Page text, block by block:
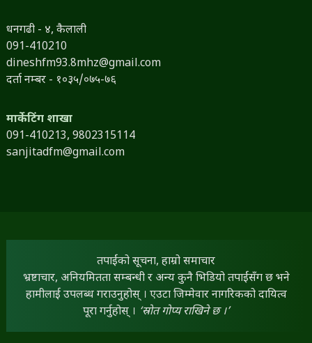
धनगढी - ४, कैलाली
091-410210
dineshfm93.8mhz@gmail.com
दर्ता नम्बर - १०३५/०७५-७६
मार्केटिंग शाखा
091-410213, 9802315114
sanjitadfm@gmail.com
तपाईंको सूचना, हाम्रो समाचार
भ्रष्टाचार, अनियमितता सम्बन्धी र अन्य कुनै भिडियो तपाईंसँग छ भने
हामीलाई उपलब्ध गराउनुहोस् । एउटा जिम्मेवार नागरिकको दायित्व
पूरा गर्नुहोस् । ‘स्रोत गोप्य राखिने छ ।’